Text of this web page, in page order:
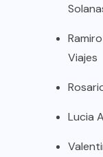
Viajes
Lucia